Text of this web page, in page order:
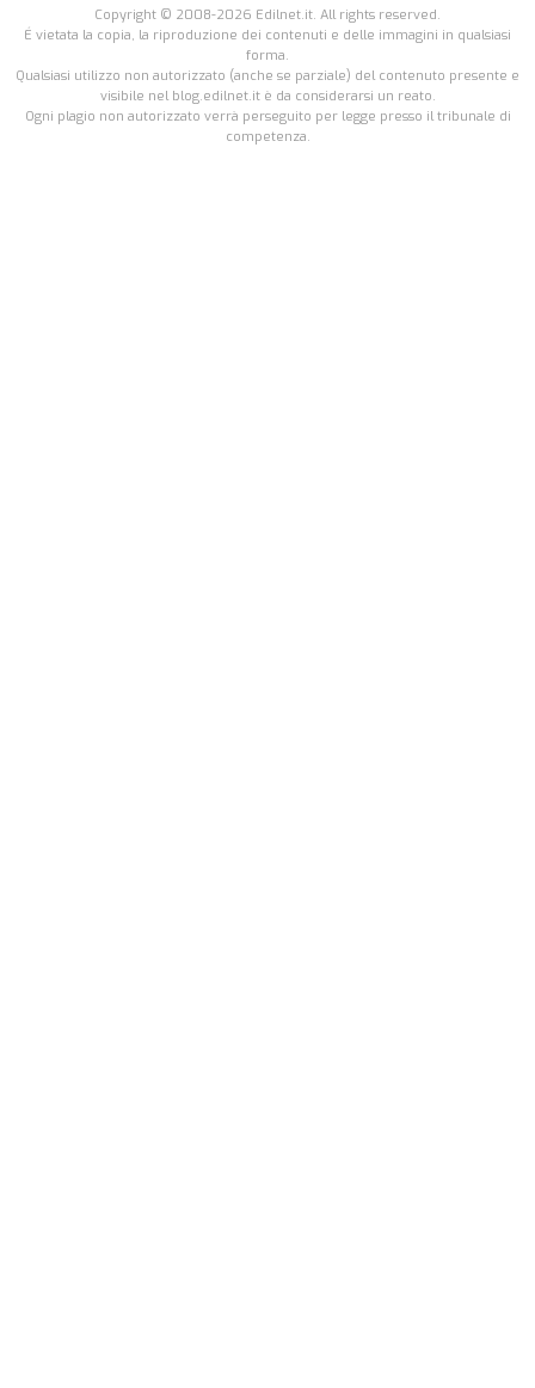
Copyright © 2008-2026 Edilnet.it. All rights reserved.
É vietata la copia, la riproduzione dei contenuti e delle immagini in qualsiasi
forma.
Qualsiasi utilizzo non autorizzato (anche se parziale) del contenuto presente e
visibile nel blog.edilnet.it è da considerarsi un reato.
Ogni plagio non autorizzato verrà perseguito per legge presso il tribunale di
competenza.